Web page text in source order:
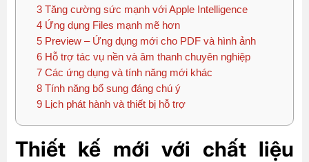
3 Tăng cường sức mạnh với Apple Intelligence
4 Ứng dụng Files mạnh mẽ hơn
5 Preview – Ứng dụng mới cho PDF và hình ảnh
6 Hỗ trợ tác vụ nền và âm thanh chuyên nghiệp
7 Các ứng dụng và tính năng mới khác
8 Tính năng bổ sung đáng chú ý
9 Lịch phát hành và thiết bị hỗ trợ
Thiết kế mới với chất liệu